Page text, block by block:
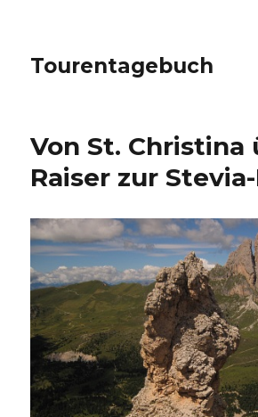
Tourentagebuch
Von St. Christina
Raiser zur